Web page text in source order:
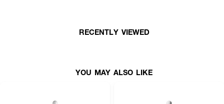
อย่างน้อย 6-12 ชั่วโมง แผ่นซับสิวจะซับสิวเป็นสีขาวออกมา
RECENTLY VIEWED
YOU MAY ALSO LIKE